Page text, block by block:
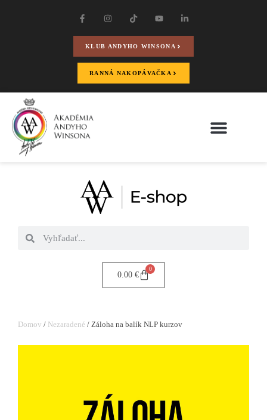
KLUB ANDYHO WINSONA
RANNÁ NAKOPÁVAČKA
0.00 €
0
Domov / Nezaradené / Záloha na balík NLP kurzov